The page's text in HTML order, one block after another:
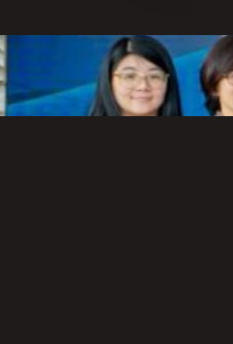
Canggih di
Indonesia
Puri
– 13:50